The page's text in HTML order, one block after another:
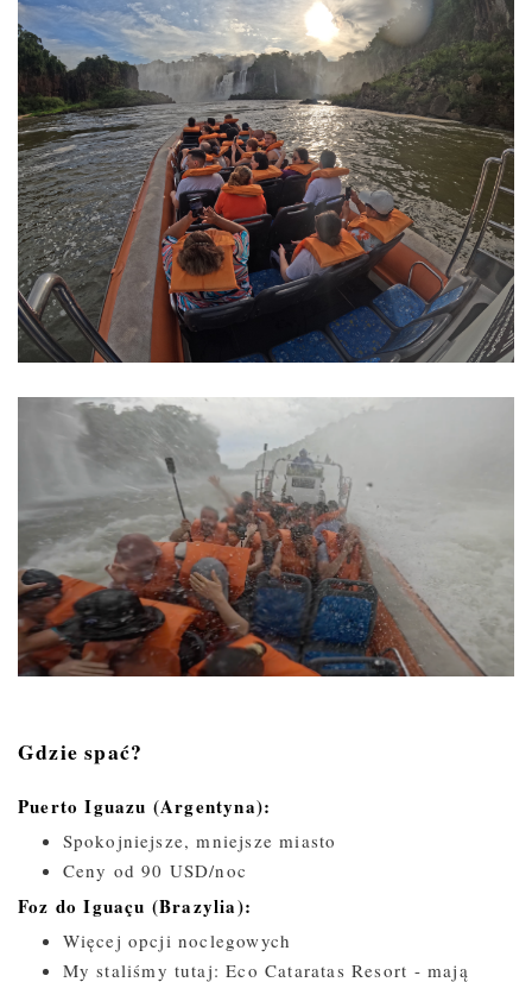
Gdzie spać?
Puerto Iguazu (Argentyna):
Spokojniejsze, mniejsze miasto
Ceny od 90 USD/noc
Foz do Iguaçu (Brazylia):
Więcej opcji noclegowych
My staliśmy tutaj: Eco Cataratas Resort - mają